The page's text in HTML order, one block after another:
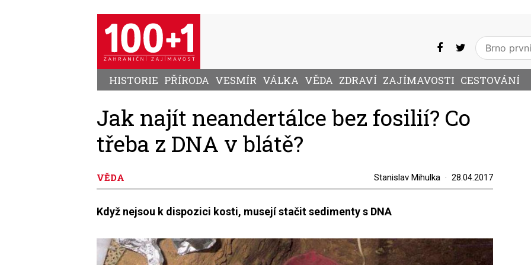
HISTORIE PŘÍRODA VESMÍR VÁLKA VĚDA ZDRAVÍ ZAJÍMAVOSTI CESTOVÁNÍ
Jak najít neandertálce bez fosilií? Co
třeba z DNA v blátě?
VĚDA Stanislav Mihulka 28.04.2017
Když nejsou k dispozici kosti, musejí stačit sedimenty s DNA